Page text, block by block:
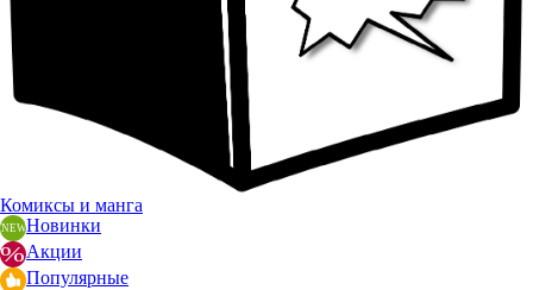
Комиксы и манга
Новинки
Акции
Популярные